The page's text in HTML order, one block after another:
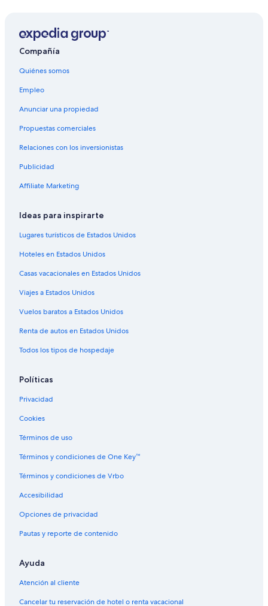
Hoteles cerca de Playa Canto Grande
Hoteles 3 estrellas en Bombinhas
Apartamentos en Bombinhas
Hoteles con concierge en Bombinhas
Hoteles de lujo en Bombinhas
Hoteles en la playa en Bombinhas
Hoteles con parque acuático en Bombinhas
Hoteles con hidromasaje en Bombinhas
Hoteles para bodas en Bombinhas
Hoteles en Bombinhas
Pousadas en Bombinhas
Hoteles 2 estrellas en Bombas
Hoteles en la playa en Bombas
Hoteles familiares en Bombas
Hoteles en Bombas
Hoteles 3 estrellas en Mariscal
Hoteles en la playa en Mariscal
Hoteles con desayuno incluido en Mariscal
Hoteles que aceptan mascotas en Mariscal
Hoteles en Mariscal
Hoteles en Quatro Ilhas
Hoteles cerca de Playa Mariscal
Compañía
Quiénes somos
Empleo
Anunciar una propiedad
Propuestas comerciales
Relaciones con los inversionistas
Publicidad
Affiliate Marketing
Ideas para inspirarte
Lugares turísticos de Estados Unidos
Hoteles en Estados Unidos
Casas vacacionales en Estados Unidos
Viajes a Estados Unidos
Vuelos baratos a Estados Unidos
Renta de autos en Estados Unidos
Todos los tipos de hospedaje
Políticas
Privacidad
Cookies
Términos de uso
Términos y condiciones de One Key™
Términos y condiciones de Vrbo
Accesibilidad
Opciones de privacidad
Pautas y reporte de contenido
Ayuda
Atención al cliente
Cancelar tu reservación de hotel o renta vacacional